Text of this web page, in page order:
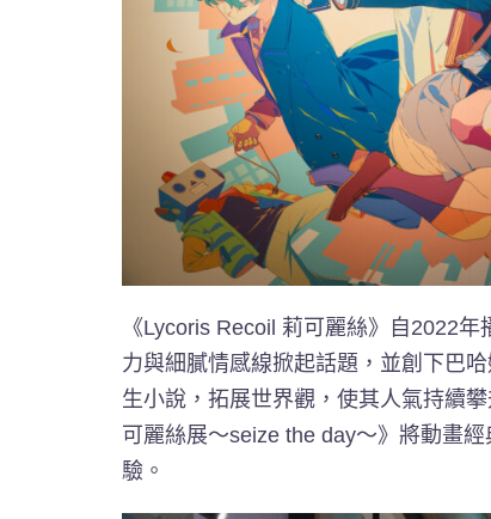
《Lycoris Recoil 莉可麗絲》自2022
力與細膩情感線掀起話題，並創下巴
生小說，拓展世界觀，使其人氣持續
可麗絲展～seize the day～》將動畫
驗。